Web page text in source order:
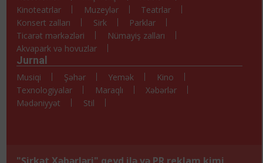
Kinoteatrlar
Muzeylər
Teatrlar
Konsert zalları
Sirk
Parklar
Ticarət mərkəzləri
Nümayiş zalları
Akvapark və hovuzlar
Jurnal
Musiqi Şəhər Yemək
Kino
Texnologiyalar
Maraqlı
Xəbərlər
Mədəniyyət
Stil